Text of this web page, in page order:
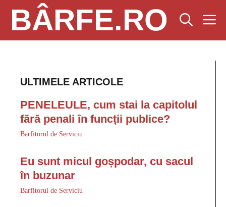
conținutBÂRFE.RO
ULTIMELE ARTICOLE
PENELEULE, cum stai la capitolul
fără penali în funcții publice?
Barfitorul de Serviciu
Eu sunt micul goșpodar, cu sacul
în buzunar
Barfitorul de Serviciu